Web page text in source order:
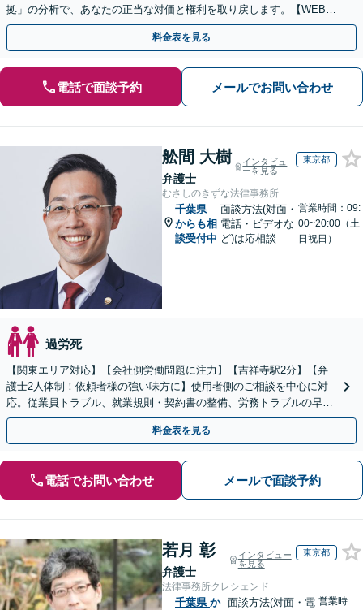
拠」の分析で、あなたの正当な対価と権利を取り戻します。【WEB面
談可】
料金表を見る
電話で面談予約 メールでお問い合わせ
舩間 大樹
弁護士
インタビュ
ーを見る
東京都
むさしのきずな法律事務所
千葉県
からも相
談受付中
面談方法(対面・
電話・ビデオな
ど)は応相談
営業時間：09:
00~20:00（土
日祝日）
過労死
【関東エリア対応】【会社側労働問題に注力】【吉祥寺駅2分】【弁
護士2人体制！依頼者様の強い味方に】使用者側のご相談を中心に対
応。従業員トラブル、就業規則・契約書の整備、労務トラブルの早期
解決・防止に努めます。
料金表を見る
電話でお問い合わせ メールで面談予約
若月 彰
弁護士
インタビュー
を見る
東京都
法律事務所クレシェンド
千葉県 か 面談方法(対面・電 営業時